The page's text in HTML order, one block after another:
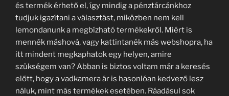
és termék érhető el, így mindig a pénztárcánkhoz
tudjuk igazítani a választást, miközben nem kell
lemondanunk a megbízható termékekről. Miért is
mennék máshová, vagy kattintanék más webshopra, ha
itt mindent megkaphatok egy helyen, amire
szükségem van? Abban is biztos voltam már a keresés
előtt, hogy a vadkamera ár is hasonlóan kedvező lesz
náluk, mint más termékek esetében. Ráadásul sok